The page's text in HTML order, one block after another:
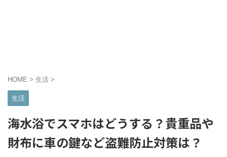
HOME > 生活 >
生活
海水浴でスマホはどうする？貴重品や
財布に車の鍵など盗難防止対策は？